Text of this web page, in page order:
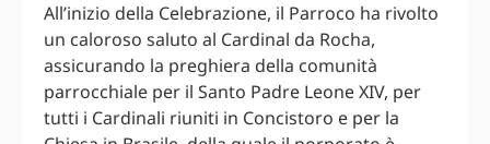
All’inizio della Celebrazione, il Parroco ha rivolto
un caloroso saluto al Cardinal da Rocha,
assicurando la preghiera della comunità
parrocchiale per il Santo Padre Leone XIV, per
tutti i Cardinali riuniti in Concistoro e per la